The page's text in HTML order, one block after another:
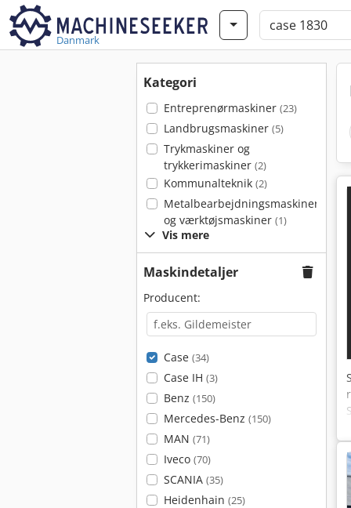
Danmark
Kategori
Entreprenørmaskiner (23)
Landbrugsmaskiner (5)
Trykmaskiner og
trykkerimaskiner (2)
Kommunalteknik (2)
Metalbearbejdningsmaskiner
og værktøjsmaskiner (1)
Vis mere
Maskindetaljer
Producent:
Case (34)
Case IH (3)
Benz (150)
Mercedes-Benz (150)
MAN (71)
Iveco (70)
SCANIA (35)
Heidenhain (25)